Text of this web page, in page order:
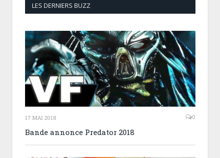
LES DERNIERS BUZZ
17 MAI 2018 0
Bande annonce Predator 2018